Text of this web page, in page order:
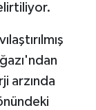
arzında